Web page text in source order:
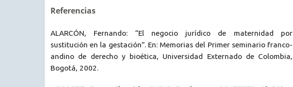
Referencias
ALARCÓN, Fernando: “El negocio jurídico de maternidad por
sustitución en la gestación”. En: Memorias del Primer seminario franco-
andino de derecho y bioética, Universidad Externado de Colombia,
Bogotá, 2002.